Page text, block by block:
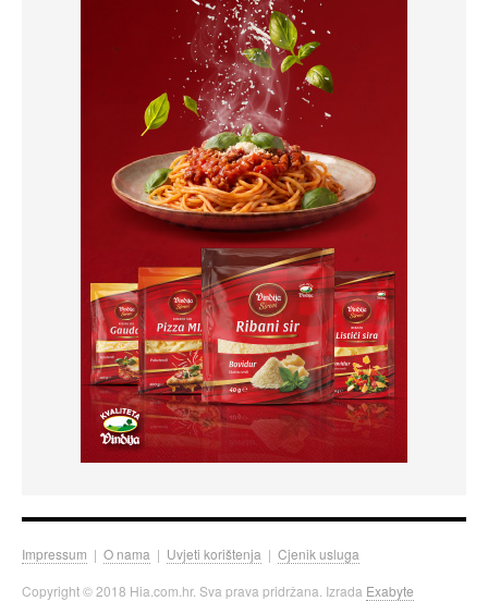
Impressum | O nama | Uvjeti korištenja | Cjenik usluga
Copyright © 2018 Hia.com.hr. Sva prava pridržana. Izrada Exabyte